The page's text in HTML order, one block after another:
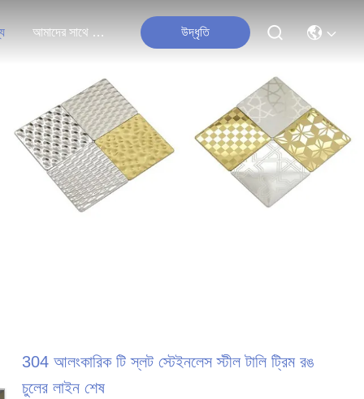
আমাদের সাথে যোগাযোগ করুন উদ্ধৃতি
304 আলংকারিক টি স্লট স্টেইনলেস স্টীল টালি ট্রিম রঙ
চুলের লাইন শেষ